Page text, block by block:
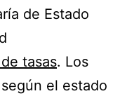
de Estado
tasas. Los
el estado